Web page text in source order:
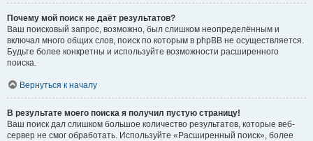
Почему мой поиск не даёт результатов?
Ваш поисковый запрос, возможно, был слишком неопределённым и
включал много общих слов, поиск по которым в phpBB не осуществляется.
Будьте более конкретны и используйте возможности расширенного
поиска.
Вернуться к началу
В результате моего поиска я получил пустую страницу!
Ваш поиск дал слишком большое количество результатов, которые веб-
сервер не смог обработать. Используйте «Расширенный поиск», более